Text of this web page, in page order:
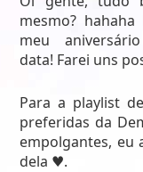
mesmo?
meu
data! Farei uns
Para a playlist
preferidas da
empolgantes, eu
dela ♥.